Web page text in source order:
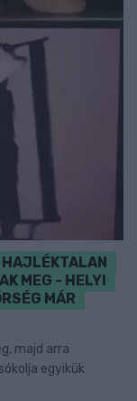
MEG - HELYI
MÁR
majd arra
egyikük